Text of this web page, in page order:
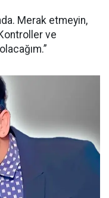
Merak etmeyin,
ve